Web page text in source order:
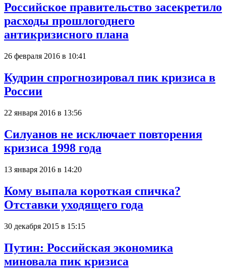
Российское правительство засекретило
расходы прошлогоднего
антикризисного плана
26 февраля 2016 в 10:41
Кудрин спрогнозировал пик кризиса в
России
22 января 2016 в 13:56
Силуанов не исключает повторения
кризиса 1998 года
13 января 2016 в 14:20
Кому выпала короткая спичка?
Отставки уходящего года
30 декабря 2015 в 15:15
Путин: Российская экономика
миновала пик кризиса